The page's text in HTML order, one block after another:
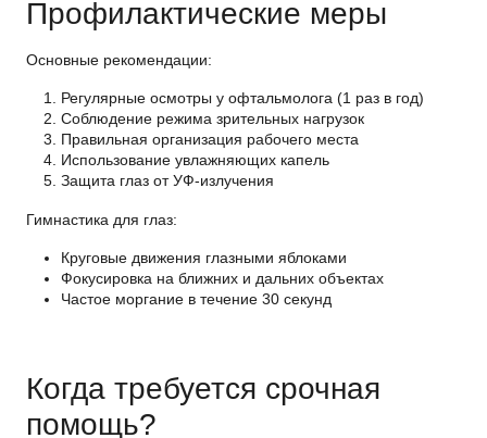
Профилактические меры
Основные рекомендации:
Регулярные осмотры у офтальмолога (1 раз в год)
Соблюдение режима зрительных нагрузок
Правильная организация рабочего места
Использование увлажняющих капель
Защита глаз от УФ-излучения
Гимнастика для глаз:
Круговые движения глазными яблоками
Фокусировка на ближних и дальних объектах
Частое моргание в течение 30 секунд
Когда требуется срочная
помощь?